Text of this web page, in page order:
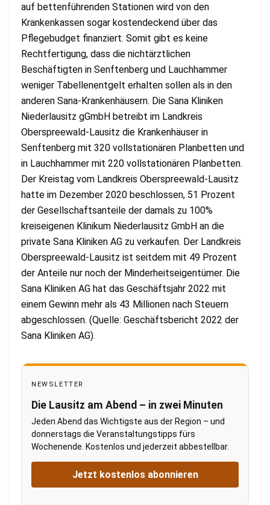
auf bettenführenden Stationen wird von den
Krankenkassen sogar kostendeckend über das
Pflegebudget finanziert. Somit gibt es keine
Rechtfertigung, dass die nichtärztlichen
Beschäftigten in Senftenberg und Lauchhammer
weniger Tabellenentgelt erhalten sollen als in den
anderen Sana-Krankenhäusern. Die Sana Kliniken
Niederlausitz gGmbH betreibt im Landkreis
Oberspreewald-Lausitz die Krankenhäuser in
Senftenberg mit 320 vollstationären Planbetten und
in Lauchhammer mit 220 vollstationären Planbetten.
Der Kreistag vom Landkreis Oberspreewald-Lausitz
hatte im Dezember 2020 beschlossen, 51 Prozent
der Gesellschaftsanteile der damals zu 100%
kreiseigenen Klinikum Niederlausitz GmbH an die
private Sana Kliniken AG zu verkaufen. Der Landkreis
Oberspreewald-Lausitz ist seitdem mit 49 Prozent
der Anteile nur noch der Minderheitseigentümer. Die
Sana Kliniken AG hat das Geschäftsjahr 2022 mit
einem Gewinn mehr als 43 Millionen nach Steuern
abgeschlossen. (Quelle: Geschäftsbericht 2022 der
Sana Kliniken AG).
NEWSLETTER
Die Lausitz am Abend – in zwei Minuten
Jeden Abend das Wichtigste aus der Region – und
donnerstags die Veranstaltungstipps fürs
Wochenende. Kostenlos und jederzeit abbestellbar.
Jetzt kostenlos abonnieren